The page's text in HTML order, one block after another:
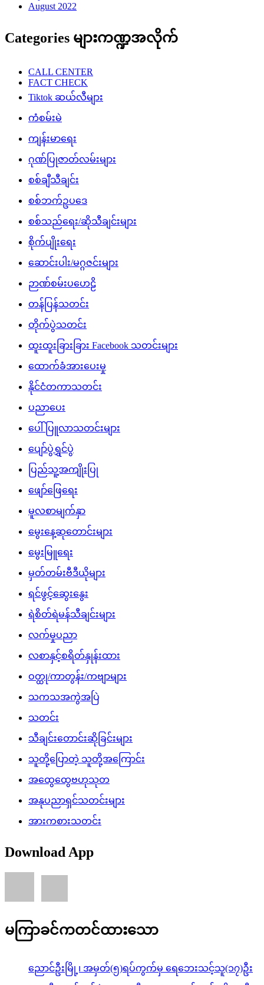
August 2022
Categories များကဏ္ဍအလိုက်
CALL CENTER
FACT CHECK
Tiktok ဆယ်လီများ
ကံစမ်းမဲ
ကျန်းမာရေး
ဂုဏ်ပြုဇာတ်လမ်းများ
စစ်ချီသီချင်း
စစ်ဘက်ဥပဒေ
စစ်သည်ရေး/ဆိုသီချင်းများ
စိုက်ပျိုးရေး
ဆောင်းပါး/မဂ္ဂဇင်းများ
ဉာဏ်စမ်းပဟေဠိ
တန်ပြန်သတင်း
တိုက်ပွဲသတင်း
ထူးထူးခြားခြား Facebook သတင်းများ
ထောက်ခံအားပေးမှု
နိုင်ငံတကာသတင်း
ပညာပေး
ပေါ်ပြူလာသတင်းများ
ပျော်ပွဲရွှင်ပွဲ
ပြည်သူ့အကျိုးပြု
ဖျော်ဖြေရေး
မူလစာမျက်နှာ
မွေးနေ့ဆုတောင်းများ
မွေးမြူရေး
မှတ်တမ်းဗီဒီယိုများ
ရင်ဖွင့်ဆွေးနွေး
ရဲစိတ်ရဲမန်သီချင်းများ
လက်မှုပညာ
လစာနှင့်စရိတ်နှုန်းထား
ဝတ္ထု/ကာတွန်း/ကဗျာများ
သကသအကွဲအပြဲ
သတင်း
သီချင်းတောင်းဆိုခြင်းများ
သူတို့ပြောတဲ့ သူတို့အကြောင်း
အထွေထွေဗဟုသုတ
အနုပညာရှင်သတင်းများ
အားကစားသတင်း
Download App
မကြာခင်ကတင်ထားသော
ညောင်ဦးမြို့၊ အမှတ်(၅)ရပ်ကွက်မှ ရေဘေးသင့်သူ(၁၇)ဦး